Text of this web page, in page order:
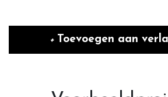
Toevoegen aan